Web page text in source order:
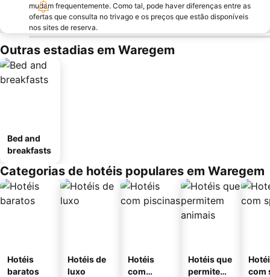
mudam frequentemente. Como tal, pode haver diferenças entre as
ofertas que consulta no trivago e os preços que estão disponíveis
nos sites de reserva.
Outras estadias em Waregem
Bed and
breakfasts
Categorias de hotéis populares em Waregem
Hotéis
baratos
Hotéis de
luxo
Hotéis
com
Hotéis que
permitem
com